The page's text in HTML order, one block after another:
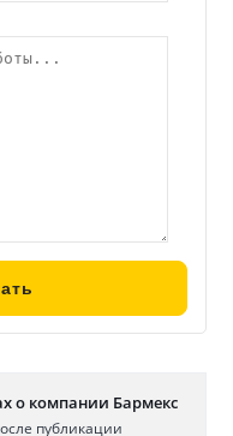
о компании Бармекс
публикации